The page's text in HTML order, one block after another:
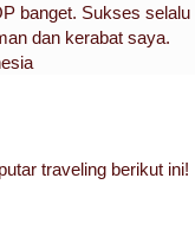
banget. Sukses selalu
dan kerabat saya.
traveling berikut ini!